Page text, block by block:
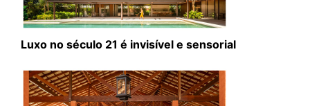
Luxo no século 21 é invisível e sensorial